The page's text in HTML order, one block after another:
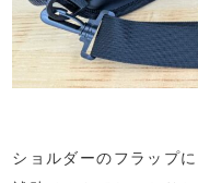
ショルダーのフラップ